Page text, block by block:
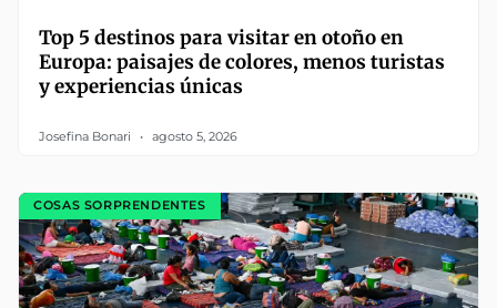
Top 5 destinos para visitar en otoño en
Europa: paisajes de colores, menos turistas
y experiencias únicas
Josefina Bonari agosto 5, 2026
COSAS SORPRENDENTES